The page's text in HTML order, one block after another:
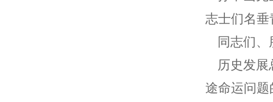
志士们名
同志们、
历史发展
途命运问